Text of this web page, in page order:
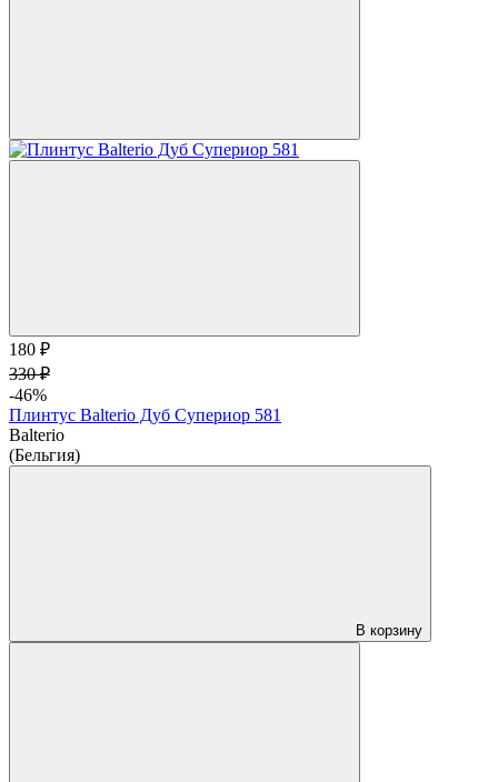
180 ₽
330 ₽
-46%
Плинтус Balterio Дуб Супериор 581
Balterio
(Бельгия)
В корзину